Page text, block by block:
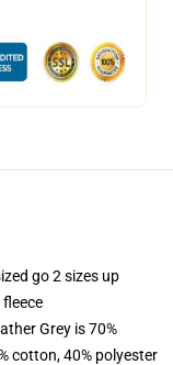
go 2 sizes up
Grey is 70%
cotton, 40% polyester